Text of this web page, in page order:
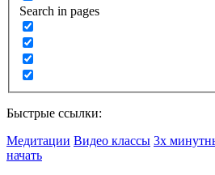
Search in pages
Быстрые ссылки:
Медитации Видео классы 3х
начать